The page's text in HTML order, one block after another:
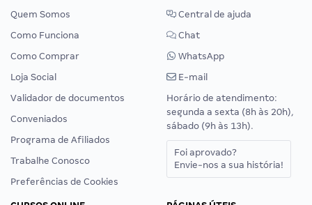
Quem Somos
Como Funciona
Como Comprar
Loja Social
Validador de documentos
Conveniados
Programa de Afiliados
Trabalhe Conosco
Preferências de Cookies
Central de ajuda
Chat
WhatsApp
E-mail
Horário de atendimento:
segunda a sexta (8h às 20h),
sábado (9h às 13h).
Foi aprovado?
Envie-nos a sua história!